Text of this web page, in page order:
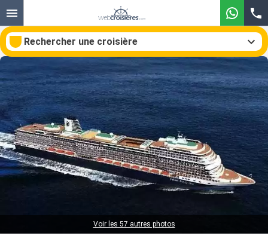
Rechercher une croisière
Nos destinations
Mois de départ
Ports Compagnies
Rechercher
Voir les 57 autres photos